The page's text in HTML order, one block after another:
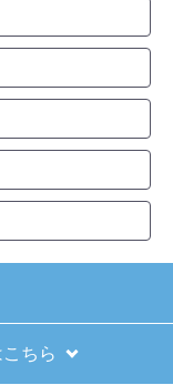
用したいと
？
？
ちら